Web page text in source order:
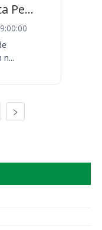
Pe...
n...